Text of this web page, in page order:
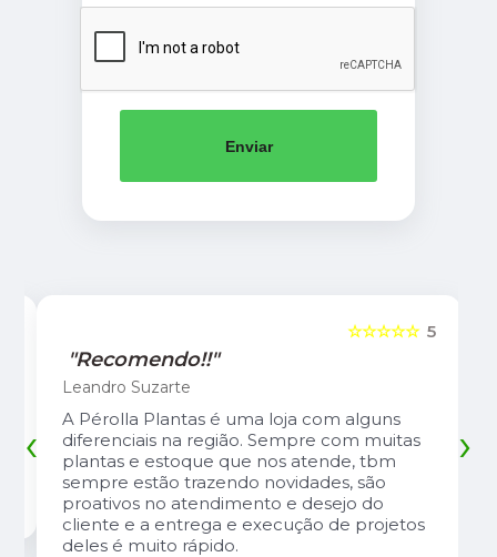
Enviar
5
☆☆☆☆☆
"Recomendo!!"
Leandro Suzarte
A Pérolla Plantas é uma loja com alguns
diferenciais na região. Sempre com muitas
plantas e estoque que nos atende, tbm
sempre estão trazendo novidades, são
proativos no atendimento e desejo do
cliente e a entrega e execução de projetos
deles é muito rápido.
‹ ›